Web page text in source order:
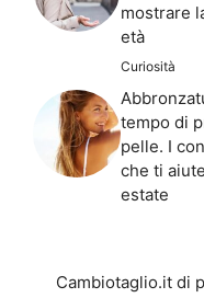
mostrare
età
Curiosità
tempo di
pelle. I
che ti
estate
Cambiotaglio.it di